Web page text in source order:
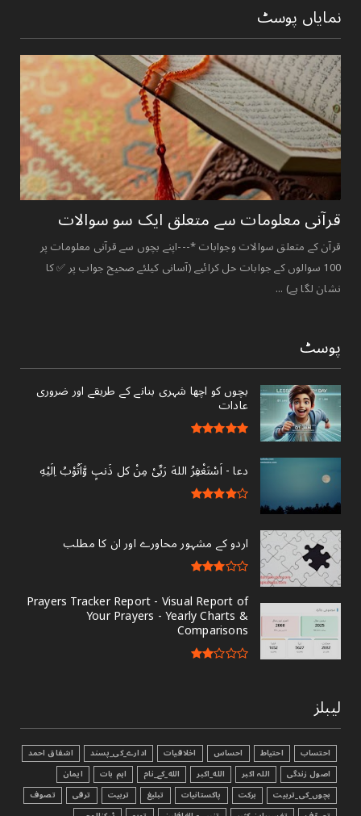
نمایاں پوسٹ
قرآنی ‏معلومات ‏سے ‏متعلق ‏ایک ‏سو ‏سوالات ‏
قرآن کے متعلق سوالات وجوابات *---اپنے بچوں سے قرآنی معلومات پر
100 سوالوں کے جوابات حل کرائیے (آسانی کیلئے صحیح جواب پر ✅ کا
نشان لگا ہے) ...
پوسٹ
بچوں کو اچھا شہری بنانے کے طریقے اور ضروری
عادات
دعا - ‎اَسْتَغْفِرُ اللهَ رَبِّىْ مِنْ کل ذَنبٍ وَّاَتُوْبُ اِلَيْهِ
اردو کے مشہور محاورے اور ان کا مطلب
Prayers Tracker Report - Visual Report of
Your Prayers - Yearly Charts &
Comparisons
لیبلز
احتساب احتیاط احساس اخلاقیات ادارے_کی_پسند
اشفاق احمد
اصول زندگی
اللہ اکبر الله_اکبر الله_کے_نام اہم بات
ایمان
بچوں_کی_تربیت
برکت پاکستانیات تبليغ تربیت ترقی
تصوف